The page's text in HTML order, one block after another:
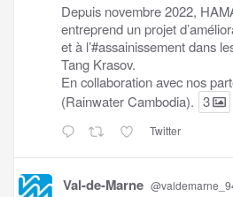
Depuis novembre 2022,
entreprend un projet
et à l’#assainissement dans
Tang Krasov.
En collaboration avec nos
(Rainwater Cambodia). 3
Twitter
Val-de-Marne